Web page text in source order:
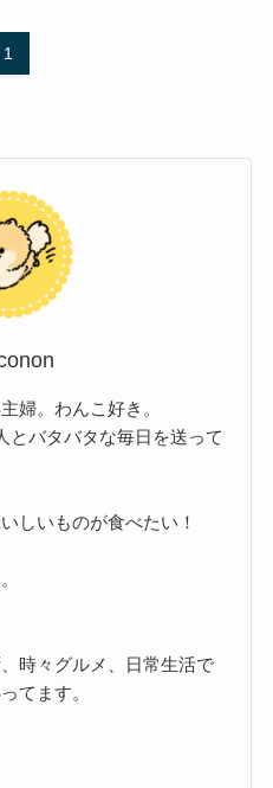
1
婦。わんこ好き。
とバタバタな毎日を送って
しいものが食べたい！
時々グルメ、日常生活で
てます。